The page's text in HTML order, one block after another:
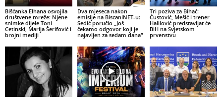
Bišćanka Elhana osvojila
društvene mreže: Njene
snimke dijele Toni
Cetinski, Marija Šerifović i
brojni mediji
Dva mjeseca nakon
emisije na BiscaniNET-u:
Sedić poručio „Još
čekamo odgovor koji je
najavljen za sedam dana“
Tri poziva za Bihać:
Ćustović, Mešić i trener
Halilović predstavljat će
BiH na Svjetskom
prvenstvu